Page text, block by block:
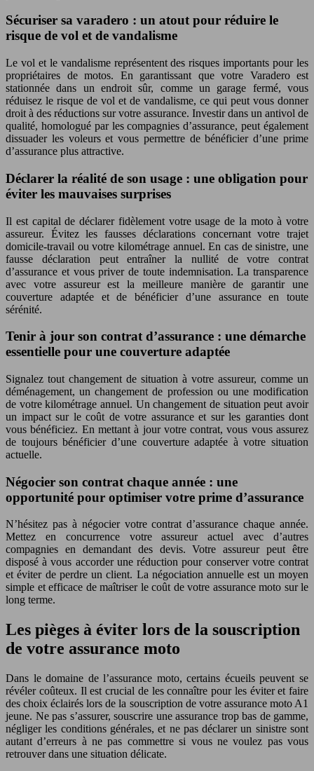
Sécuriser sa varadero : un atout pour réduire le
risque de vol et de vandalisme
Le vol et le vandalisme représentent des risques importants pour les
propriétaires de motos. En garantissant que votre Varadero est
stationnée dans un endroit sûr, comme un garage fermé, vous
réduisez le risque de vol et de vandalisme, ce qui peut vous donner
droit à des réductions sur votre assurance. Investir dans un antivol de
qualité, homologué par les compagnies d’assurance, peut également
dissuader les voleurs et vous permettre de bénéficier d’une prime
d’assurance plus attractive.
Déclarer la réalité de son usage : une obligation pour
éviter les mauvaises surprises
Il est capital de déclarer fidèlement votre usage de la moto à votre
assureur. Évitez les fausses déclarations concernant votre trajet
domicile-travail ou votre kilométrage annuel. En cas de sinistre, une
fausse déclaration peut entraîner la nullité de votre contrat
d’assurance et vous priver de toute indemnisation. La transparence
avec votre assureur est la meilleure manière de garantir une
couverture adaptée et de bénéficier d’une assurance en toute
sérénité.
Tenir à jour son contrat d’assurance : une démarche
essentielle pour une couverture adaptée
Signalez tout changement de situation à votre assureur, comme un
déménagement, un changement de profession ou une modification
de votre kilométrage annuel. Un changement de situation peut avoir
un impact sur le coût de votre assurance et sur les garanties dont
vous bénéficiez. En mettant à jour votre contrat, vous vous assurez
de toujours bénéficier d’une couverture adaptée à votre situation
actuelle.
Négocier son contrat chaque année : une
opportunité pour optimiser votre prime d’assurance
N’hésitez pas à négocier votre contrat d’assurance chaque année.
Mettez en concurrence votre assureur actuel avec d’autres
compagnies en demandant des devis. Votre assureur peut être
disposé à vous accorder une réduction pour conserver votre contrat
et éviter de perdre un client. La négociation annuelle est un moyen
simple et efficace de maîtriser le coût de votre assurance moto sur le
long terme.
Les pièges à éviter lors de la souscription
de votre assurance moto
Dans le domaine de l’assurance moto, certains écueils peuvent se
révéler coûteux. Il est crucial de les connaître pour les éviter et faire
des choix éclairés lors de la souscription de votre assurance moto A1
jeune. Ne pas s’assurer, souscrire une assurance trop bas de gamme,
négliger les conditions générales, et ne pas déclarer un sinistre sont
autant d’erreurs à ne pas commettre si vous ne voulez pas vous
retrouver dans une situation délicate.